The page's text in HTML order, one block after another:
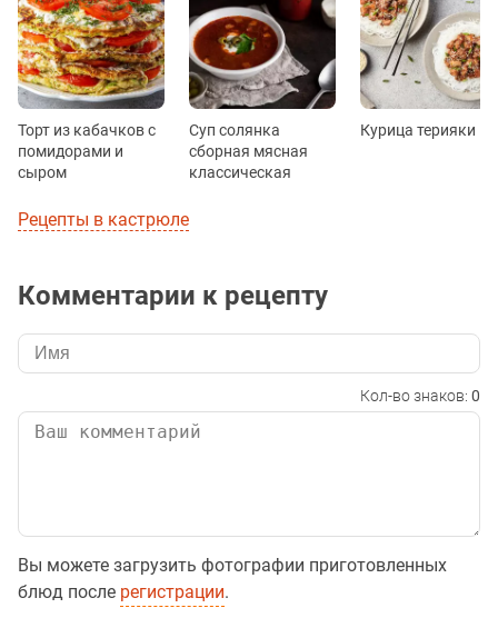
Торт из кабачков с
помидорами и
сыром
Суп солянка
сборная мясная
классическая
Курица терияки
Рецепты в кастрюле
Комментарии к рецепту
Кол-во знаков: 0
Вы можете загрузить фотографии приготовленных
блюд после регистрации.